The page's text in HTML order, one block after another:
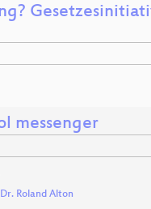
messenger
Dr. Roland Alton